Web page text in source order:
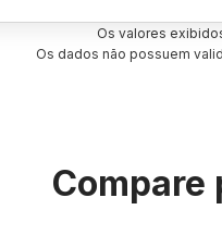
Os valores
Os dados não possuem